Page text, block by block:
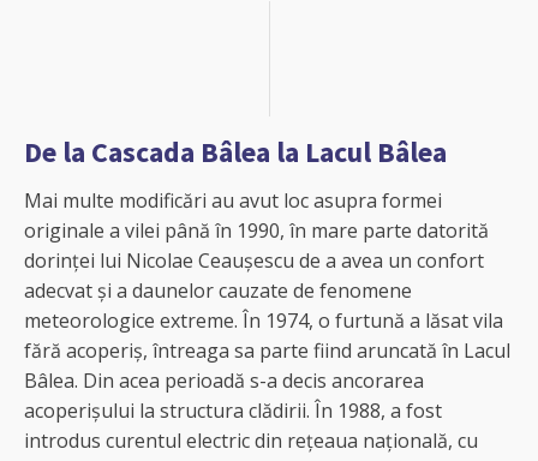
De la Cascada Bâlea la Lacul Bâlea
Mai multe modificări au avut loc asupra formei
originale a vilei până în 1990, în mare parte datorită
dorinței lui Nicolae Ceaușescu de a avea un confort
adecvat și a daunelor cauzate de fenomene
meteorologice extreme. În 1974, o furtună a lăsat vila
fără acoperiș, întreaga sa parte fiind aruncată în Lacul
Bâlea. Din acea perioadă s-a decis ancorarea
acoperișului la structura clădirii. În 1988, a fost
introdus curentul electric din rețeaua națională, cu